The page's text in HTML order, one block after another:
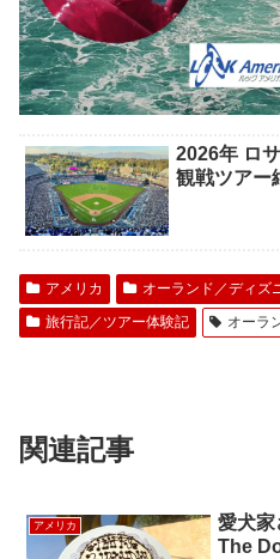
2026年 ロ
観戦ツアー
アメリカ オーランド／ディズ
旅行記／ツアー体験記
オーラ
関連記事
アメリカ
愛犬家
The